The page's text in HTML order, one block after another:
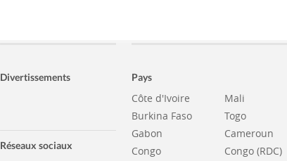
Divertissements
Réseaux sociaux
Pays
Côte d'Ivoire
Burkina Faso
Gabon
Congo
Mali
Togo
Cameroun
Congo (RDC)